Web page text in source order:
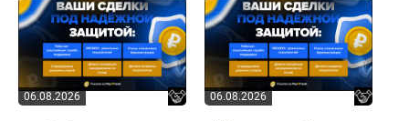
06.08.2026 06.08.2026